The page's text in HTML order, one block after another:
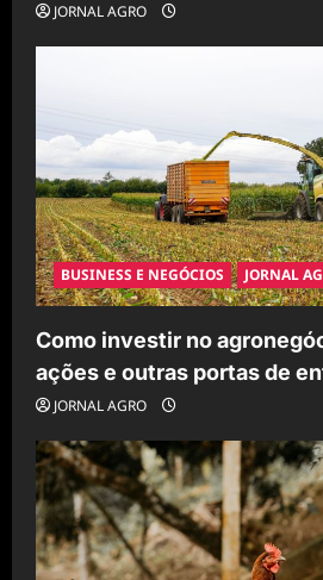
JORNAL AGRO
BUSINESS E NEGÓCIOS JORNAL
Como investir no
ações e outras portas de
JORNAL AGRO